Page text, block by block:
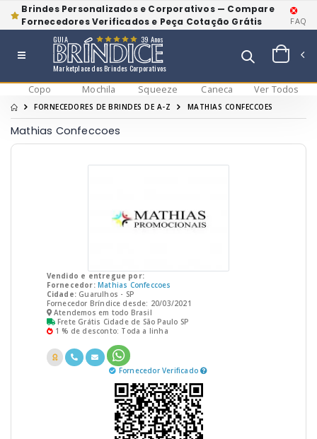
Brindes Personalizados e Corporativos — Compare
Fornecedores Verificados e Peça Cotação Grátis
FAQ
Marketplace dos Brindes Corporativos
GUIA 39 Anos
Copo Mochila Squeeze Caneca Ver Todos
FORNECEDORES DE BRINDES DE A-Z MATHIAS CONFECCOES
Mathias Confeccoes
Vendido e entregue por:
Fornecedor: Mathias Confeccoes
Cidade:Guarulhos - SP
Fornecedor Bríndice desde: 20/03/2021
Atendemos em todo Brasil
Frete Grátis Cidade de São Paulo SP
1 % de desconto: Toda a linha
Fornecedor Verificado